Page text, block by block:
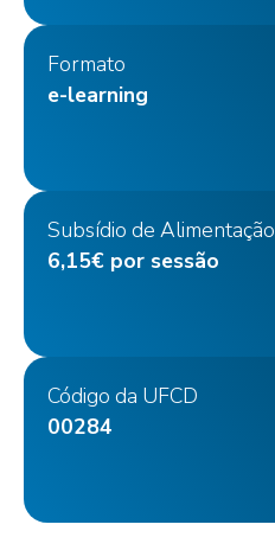
Formato
e-learning
Subsídio de Alimentação
6,15€ por sessão
Código da UFCD
00284